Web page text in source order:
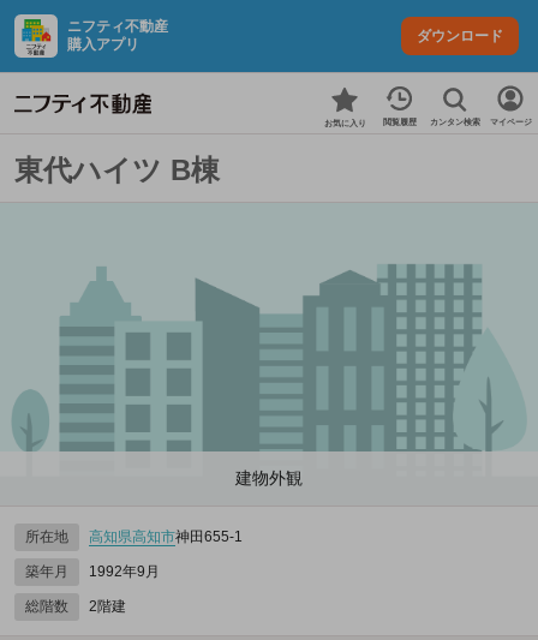
ニフティ不動産
購入アプリ
ダウンロード
お気に入り 閲覧履歴 カンタン検索 マイページ
東代ハイツ B棟
建物外観
所在地 高知県高知市神田655‐1
築年月 1992年9月
総階数 2階建